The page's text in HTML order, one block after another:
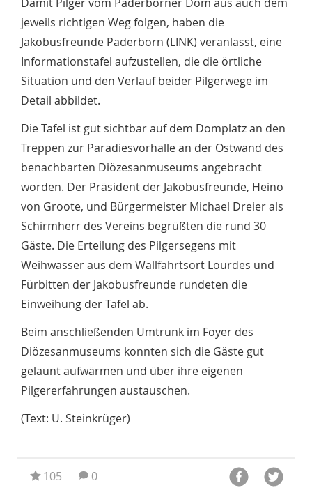
jeweils richtigen Weg folgen, haben die
Jakobusfreunde Paderborn (LINK) veranlasst, eine
Informationstafel aufzustellen, die die örtliche
Situation und den Verlauf beider Pilgerwege im
Detail abbildet.
Die Tafel ist gut sichtbar auf dem Domplatz an den
Treppen zur Paradiesvorhalle an der Ostwand des
benachbarten Diözesanmuseums angebracht
worden. Der Präsident der Jakobusfreunde, Heino
von Groote, und Bürgermeister Michael Dreier als
Schirmherr des Vereins begrüßten die rund 30
Gäste. Die Erteilung des Pilgersegens mit
Weihwasser aus dem Wallfahrtsort Lourdes und
Fürbitten der Jakobusfreunde rundeten die
Einweihung der Tafel ab.
Beim anschließenden Umtrunk im Foyer des
Diözesanmuseums konnten sich die Gäste gut
gelaunt aufwärmen und über ihre eigenen
Pilgererfahrungen austauschen.
(Text: U. Steinkrüger)
105 0